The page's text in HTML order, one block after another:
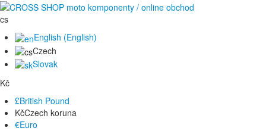
cs
English (English)
Czech
Slovak
Kč
£British Pound
KčCzech koruna
€Euro